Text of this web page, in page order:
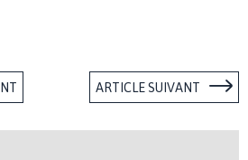
ARTICLE SUIVANT